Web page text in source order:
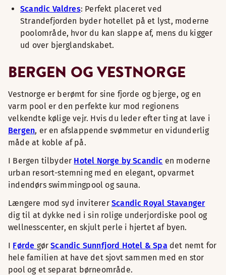
Scandic Valdres: Perfekt placeret ved
Strandefjorden byder hotellet på et lyst, moderne
poolområde, hvor du kan slappe af, mens du kigger
ud over bjerglandskabet.
BERGEN OG VESTNORGE
Vestnorge er berømt for sine fjorde og bjerge, og en
varm pool er den perfekte kur mod regionens
velkendte kølige vejr. Hvis du leder efter ting at lave i
Bergen, er en afslappende svømmetur en vidunderlig
måde at koble af på.
I Bergen tilbyder Hotel Norge by Scandic en moderne
urban resort-stemning med en elegant, opvarmet
indendørs swimmingpool og sauna.
Længere mod syd inviterer Scandic Royal Stavanger
dig til at dykke ned i sin rolige underjordiske pool og
wellnesscenter, en skjult perle i hjertet af byen.
I Førde gørScandic Sunnfjord Hotel & Spa det nemt for
hele familien at have det sjovt sammen med en stor
pool og et separat børneområde.